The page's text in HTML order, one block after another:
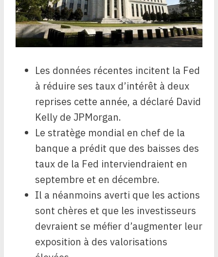
Les données récentes incitent la Fed
à réduire ses taux d’intérêt à deux
reprises cette année, a déclaré David
Kelly de JPMorgan.
Le stratège mondial en chef de la
banque a prédit que des baisses des
taux de la Fed interviendraient en
septembre et en décembre.
Il a néanmoins averti que les actions
sont chères et que les investisseurs
devraient se méfier d’augmenter leur
exposition à des valorisations